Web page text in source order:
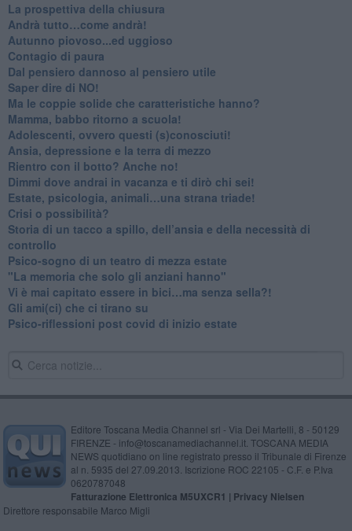
​La prospettiva della chiusura
​Andrà tutto…come andrà!
Autunno piovoso...ed uggioso
​Contagio di paura
​Dal pensiero dannoso al pensiero utile
​Saper dire di NO!
​Ma le coppie solide che caratteristiche hanno?
​Mamma, babbo ritorno a scuola!
Adolescenti, ovvero questi (s)conosciuti!
Ansia, depressione e la terra di mezzo
​Rientro con il botto? Anche no!
Dimmi dove andrai in vacanza e ti dirò chi sei!
​Estate, psicologia, animali…una strana triade!
​Crisi o possibilità?
​Storia di un tacco a spillo, dell’ansia e della necessità di
controllo
​Psico-sogno di un teatro di mezza estate
"La memoria che solo gli anziani hanno"
​Vi è mai capitato essere in bici…ma senza sella?!
​Gli ami(ci) che ci tirano su
Psico-riflessioni post covid di inizio estate
Editore Toscana Media Channel srl - Via Dei Martelli, 8 - 50129
FIRENZE - info@toscanamediachannel.it. TOSCANA MEDIA
NEWS quotidiano on line registrato presso il Tribunale di Firenze
al n. 5935 del 27.09.2013. Iscrizione ROC 22105 - C.F. e P.Iva
0620787048
Fatturazione Elettronica M5UXCR1 | Privacy Nielsen
Direttore responsabile Marco Migli